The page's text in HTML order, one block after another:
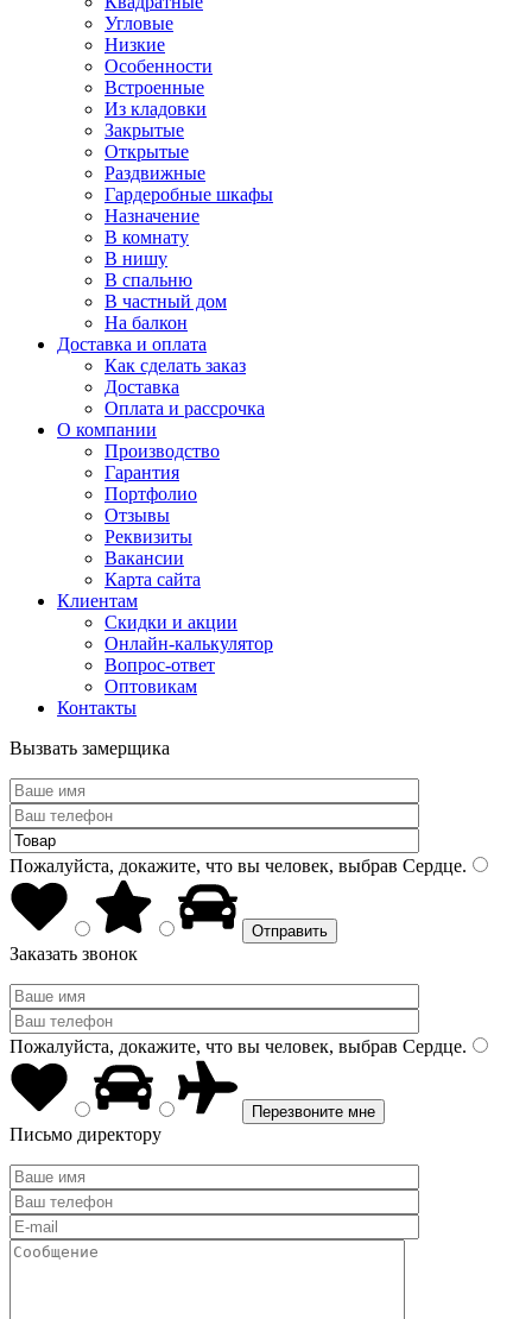
Угловые
Низкие
Особенности
Встроенные
Из кладовки
Закрытые
Открытые
Раздвижные
Гардеробные шкафы
Назначение
В комнату
В нишу
В спальню
В частный дом
На балкон
Доставка и оплата
Как сделать заказ
Доставка
Оплата и рассрочка
О компании
Производство
Гарантия
Портфолио
Отзывы
Реквизиты
Вакансии
Карта сайта
Клиентам
Скидки и акции
Онлайн-калькулятор
Вопрос-ответ
Оптовикам
Контакты
Вызвать замерщика
Пожалуйста, докажите, что вы человек, выбрав Сердце.
Заказать звонок
Пожалуйста, докажите, что вы человек, выбрав Сердце.
Письмо директору